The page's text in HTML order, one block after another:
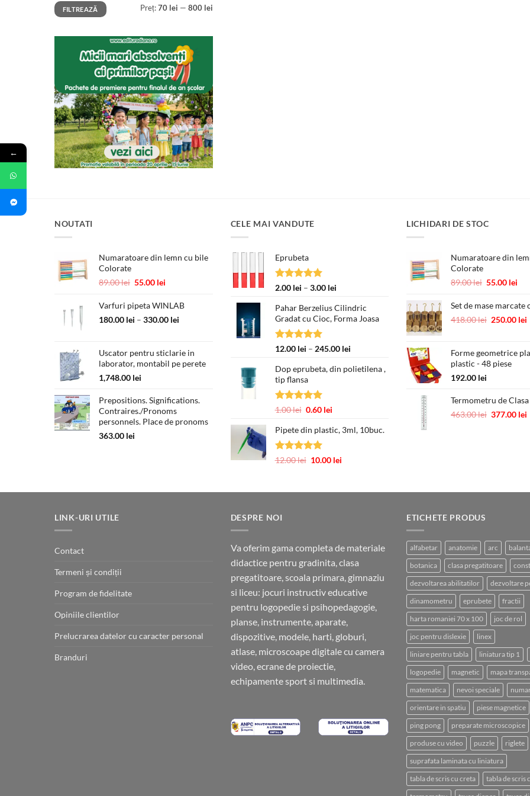
Preț
minim
Preț
maxim
FILTREAZĂ Preț: 70 lei — 800 lei
NOUTATI
Numaratoare din lemn cu bile
Colorate
89.00lei Prețul
a
fost:
55.00 lei
este:
55.00 lei.
Varfuri pipeta WINLAB
180.00 lei – 330.00 lei
180.00 lei
până
Uscator pentru sticlarie in
laborator, montabil pe perete
1,748.00 lei
Prepositions. Significations.
Contraires./Pronoms
personnels. Place de pronoms
363.00 lei
CELE MAI VANDUTE
Eprubeta
Evaluat la
2.00 lei – 3.00 leiInterval
prețuri:
2.00 lei
3.00 lei
Pahar Berzelius Cilindric
Gradat cu Cioc, Forma Joasa
Evaluat la
12.00 lei – 245.00 leiInterval
prețuri:
Dop eprubeta, din polietilena ,
tip flansa
Evaluat la
1.00lei Prețul
a
fost:
0.60 leiPrețul
este:
Pipete din plastic, 3ml, 10buc.
Evaluat la
12.00lei Prețul
fost:
10.00 leiPrețul
10.00 lei.
LICHIDARI DE STOC
Numaratoare din
Colorate
89.00lei Prețul
a
fost:
55.00 lei
Set de mase marcate
418.00lei Prețul
fost:
418.00 lei.
250.00 lei
Forme geometrice
plastic - 48 piese
192.00 lei
Termometru de
463.00lei Prețul
377.00 lei
LINK-URI UTILE
Contact
Termeni și condiții
Program de fidelitate
Opiniile clientilor
Prelucrarea datelor cu caracter personal
Branduri
DESPRE NOI
Va oferim gama completa de materiale
didactice pentru gradinita, clasa
pregatitoare, scoala primara, gimnaziu
si liceu: jocuri instructiv educative
pentru logopedie si psihopedagogie,
planse, instrumente, aparate,
dispozitive, modele, harti, globuri,
atlase, microscoape digitale cu camera
video, ecrane de proiectie,
echipamente sport si multimedia.
ETICHETE PRODUS
alfabetar anatomie arc
botanica clasa pregatitoare
dezvoltarea abilitatilor dezvoltare
dinamometru eprubete fractii
harta romaniei 70 x 100 joc de rol
joc pentru dislexie linex
liniare pentru tabla liniatura tip 1
logopedie magnetic mapa
matematica nevoi speciale
orientare in spatiu piese magnetice
ping pong preparate microscopice
produse cu video puzzle riglete
suprafata laminata cu liniatura
tabla de scris cu creta tabla de scris
←